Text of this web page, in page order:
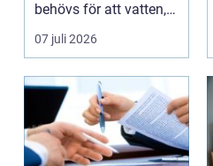
behövs för att vatten,
värme och avlopp ...
07 juli 2026